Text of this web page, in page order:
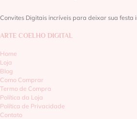
Convites Digitais incríveis para deixar sua festa
ARTE COELHO DIGITAL
Home
Loja
Blog
Como Comprar
Termo de Compra
Política da Loja
Política de Privacidade
Contato